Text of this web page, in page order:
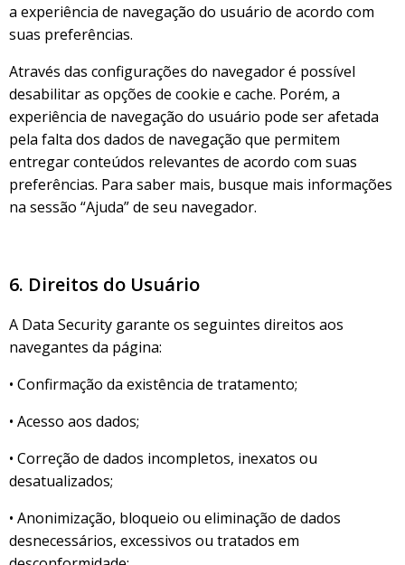
a experiência de navegação do usuário de acordo com
suas preferências.
Através das configurações do navegador é possível
desabilitar as opções de cookie e cache. Porém, a
experiência de navegação do usuário pode ser afetada
pela falta dos dados de navegação que permitem
entregar conteúdos relevantes de acordo com suas
preferências. Para saber mais, busque mais informações
na sessão “Ajuda” de seu navegador.
6. Direitos do Usuário
A Data Security garante os seguintes direitos aos
navegantes da página:
• Confirmação da existência de tratamento;
• Acesso aos dados;
• Correção de dados incompletos, inexatos ou
desatualizados;
• Anonimização, bloqueio ou eliminação de dados
desnecessários, excessivos ou tratados em